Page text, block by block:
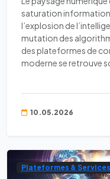
saturation
l’explosion de
mutation des
des plateformes de
moderne se retrouve
10.05.2026
Plateformes & Services